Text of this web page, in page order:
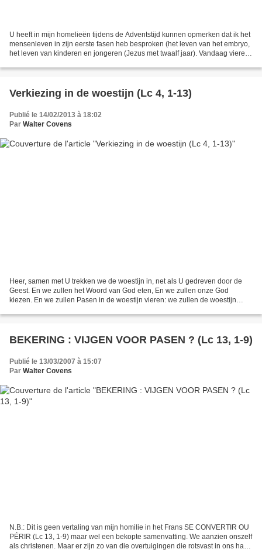
U heeft in mijn homelieën tijdens de Adventstijd kunnen opmerken dat ik het
mensenleven in zijn eerste fasen heb besproken (het leven van het embryo,
het leven van kinderen en jongeren (Jezus met twaalf jaar). Vandaag vieren
Verkiezing in de woestijn (Lc 4, 1-13)
Publié le 14/02/2013 à 18:02
Par Walter Covens
Heer, samen met U trekken we de woestijn in, net als U gedreven door de
Geest. En we zullen het Woord van God eten, En we zullen onze God
kiezen. En we zullen Pasen in de woestijn vieren: we zullen de woestijn
BEKERING : VIJGEN VOOR PASEN ? (Lc 13, 1-9)
Publié le 13/03/2007 à 15:07
Par Walter Covens
N.B.: Dit is geen vertaling van mijn homilie in het Frans SE CONVERTIR OU
PÉRIR (Lc 13, 1-9) maar wel een bekopte samenvatting. We aanzien onszelf
als christenen. Maar er zijn zo van die overtuigingen die rotsvast in ons hart